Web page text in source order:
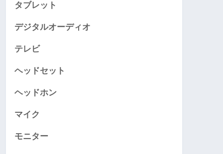
タブレット
デジタルオーディオ
テレビ
ヘッドセット
ヘッドホン
マイク
モニター